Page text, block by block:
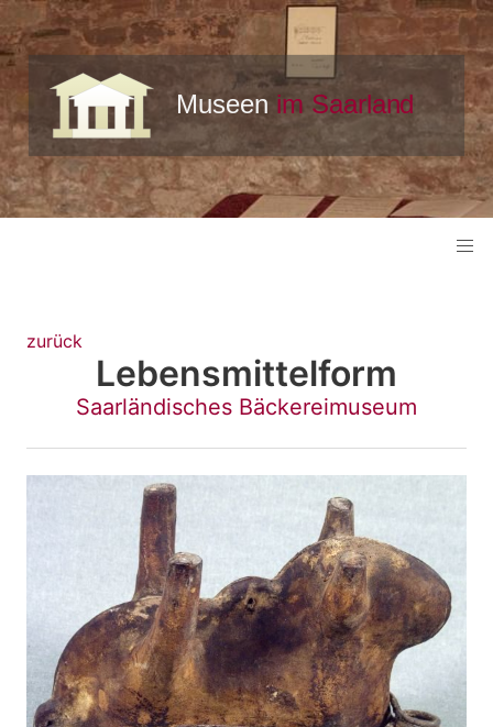
zurück
Lebensmittelform
Saarländisches Bäckereimuseum